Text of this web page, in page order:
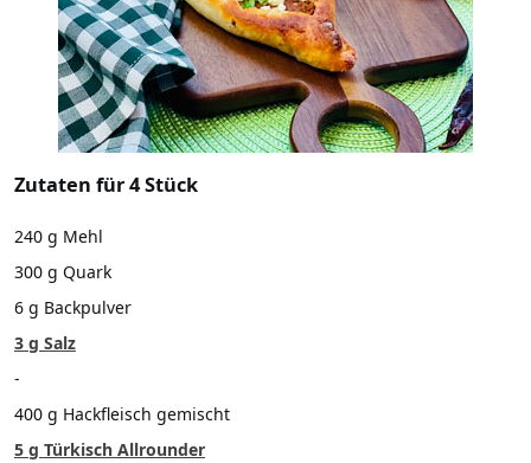
Zutaten für 4 Stück
240 g Mehl
300 g Quark
6 g Backpulver
3 g Salz
-
400 g Hackfleisch gemischt
5 g Türkisch Allrounder